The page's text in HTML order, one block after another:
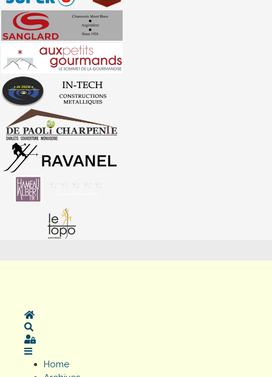
Home
Sign In
Home